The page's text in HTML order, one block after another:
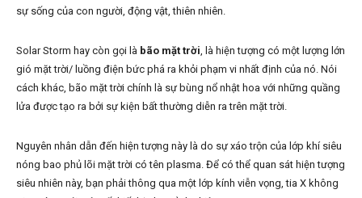
sự sống của con người, động vật, thiên nhiên.
Solar Storm hay còn gọi là bão mặt trời, là hiện tượng có một lượng lớn
gió mặt trời/ luồng điện bức phá ra khỏi phạm vi nhất định của nó. Nói
cách khác, bão mặt trời chính là sự bùng nổ nhật hoa với những quầng
lửa được tạo ra bởi sự kiện bất thường diễn ra trên mặt trời.
Nguyên nhân dẫn đến hiện tượng này là do sự xáo trộn của lớp khí siêu
nóng bao phủ lõi mặt trời có tên plasma. Để có thể quan sát hiện tượng
siêu nhiên này, bạn phải thông qua một lớp kính viễn vọng, tia X không